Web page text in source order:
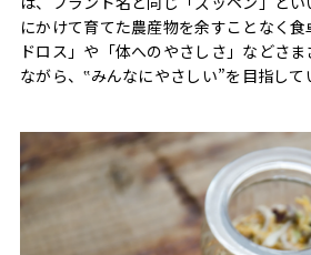
にかけて育てた農産物を余すことなく
ドロス」や「体へのやさしさ」などさ
ながら、‟みんなにやさしい”を目指して